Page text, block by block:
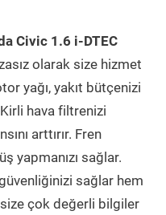
Civic 1.6 i-DTEC
olarak size hizmet
yağı, yakıt bütçenizi
hava filtrenizi
arttırır. Fren
yapmanızı sağlar.
sağlar hem
size çok değerli bilgiler